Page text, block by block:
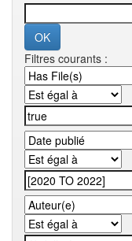
Filtres courants :